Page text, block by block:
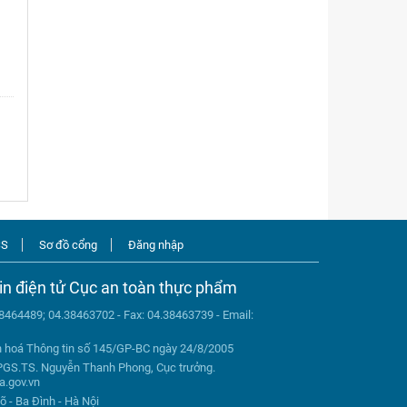
Sơ đồ cổng Đăng nhập
điện tử Cục an toàn thực phẩm
04.38463702 - Fax: 04.38463739 - Email:
hoá Thông tin số 145/GP-BC ngày 24/8/2005
Nguyễn Thanh Phong, Cục trưởng.
- Ba Đình - Hà Nội